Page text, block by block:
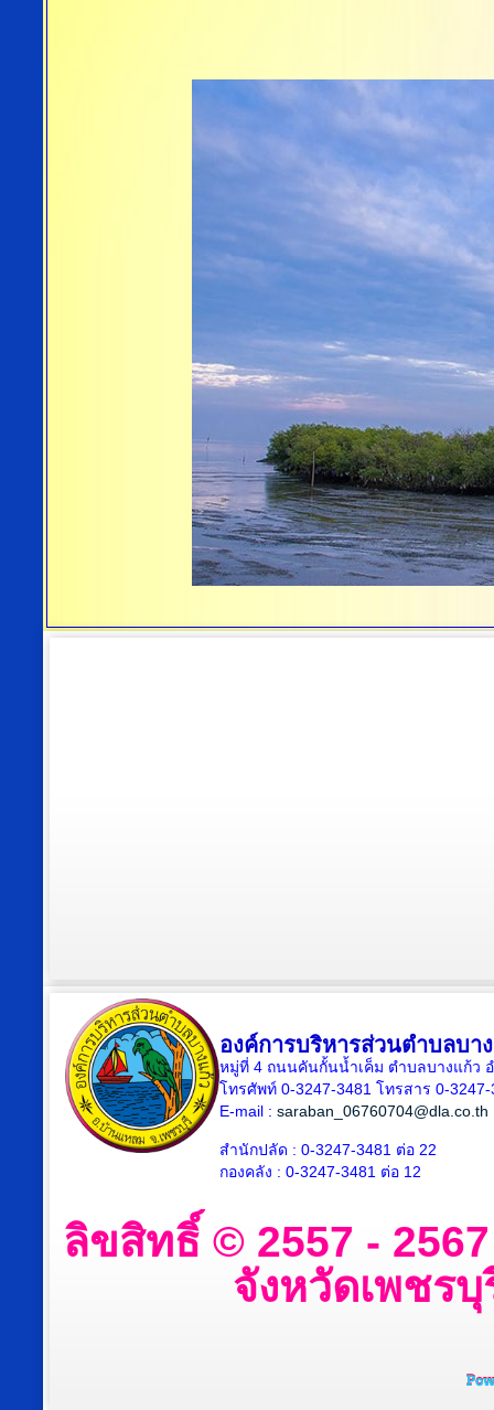
องค์การบริหารส่วนตำบลบา
หมู่ที่ 4 ถนนคันกั้นน้ำเค็ม ตำบลบางแก้ว
โทรศัพท์ 0-3247-3481 โทรสาร 0-3247-
E-mail : saraban_06760704@dla.co.th
สำนักปลัด : 0-3247-3481 ต่อ 22
กองคลัง : 0-3247-3481 ต่อ 12
ลิขสิทธิ์ © 2557 -
จังหวัดเพชร